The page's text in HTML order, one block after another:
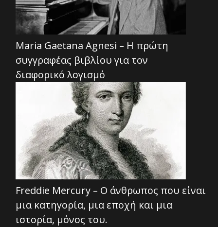
Maria Gaetana Agnesi – Η πρώτη
συγγραφέας βιβλίου για τον
διαφορικό λογισμό
Freddie Mercury – Ο άνθρωπος που είναι
μια κατηγορία, μια εποχή και μια
ιστορία, μόνος του.